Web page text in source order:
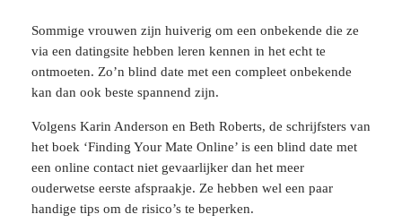
Sommige vrouwen zijn huiverig om een onbekende die ze
via een datingsite hebben leren kennen in het echt te
ontmoeten. Zo’n blind date met een compleet onbekende
kan dan ook beste spannend zijn.
Volgens Karin Anderson en Beth Roberts, de schrijfsters van
het boek ‘Finding Your Mate Online’ is een blind date met
een online contact niet gevaarlijker dan het meer
ouderwetse eerste afspraakje. Ze hebben wel een paar
handige tips om de risico’s te beperken.